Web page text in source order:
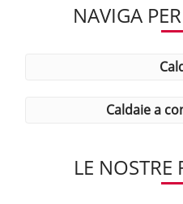
NAVIGA
caldaie a
LE NOSTRE